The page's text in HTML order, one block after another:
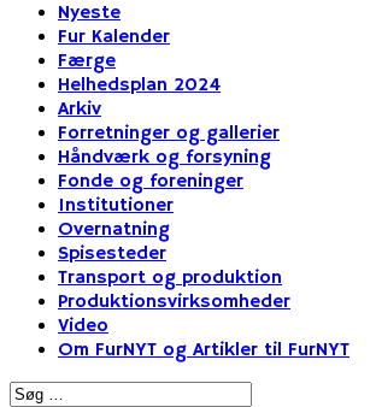
Nyeste
Fur Kalender
Færge
Helhedsplan 2024
Arkiv
Forretninger og gallerier
Håndværk og forsyning
Fonde og foreninger
Institutioner
Overnatning
Spisesteder
Transport og produktion
Produktionsvirksomheder
Video
Om FurNYT og Artikler til FurNYT